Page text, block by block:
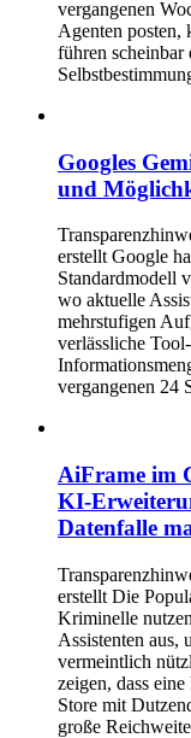
vergangenen
Agenten posten,
führen scheinbar
Googles
und
erstellt Google
Standardmodell
wo aktuelle
mehrstufigen
verlässliche
vergangenen
AiFrame im
KI-
Datenfalle
erstellt Die
Kriminelle
Assistenten aus,
vermeintlich
zeigen, dass
Store mit
große